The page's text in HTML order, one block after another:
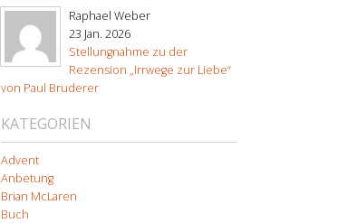
Raphael Weber
23 Jan. 2026
Stellungnahme zu der
Rezension „Irrwege zur Liebe“
von Paul Bruderer
KATEGORIEN
Advent
Anbetung
Brian McLaren
Buch